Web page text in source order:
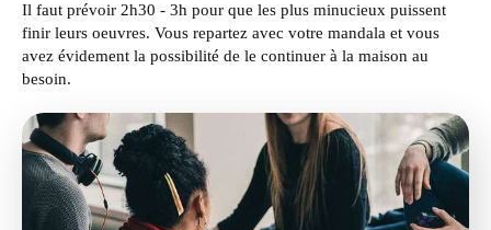
Il faut prévoir 2h30 - 3h pour que les plus minucieux puissent
finir leurs oeuvres. Vous repartez avec votre mandala et vous
avez évidement la possibilité de le continuer à la maison au
besoin.